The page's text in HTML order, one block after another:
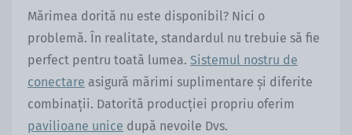
Mărimea dorită nu este disponibil? Nici o
problemă. În realitate, standardul nu trebuie să fie
perfect pentru toată lumea. Sistemul nostru de
conectare asigură mărimi suplimentare și diferite
combinații. Datorită producției propriu oferim
pavilioane unice după nevoile Dvs.